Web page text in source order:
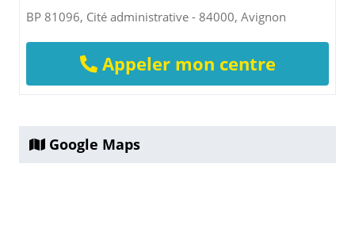
BP 81096, Cité administrative - 84000, Avignon
Appeler mon centre
Google Maps